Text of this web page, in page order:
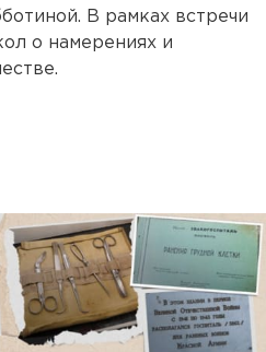
В рамках встречи
о намерениях и